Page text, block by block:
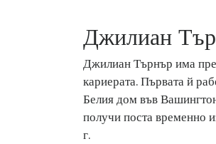
Джилиан
Джилиан Търнър има
кариерата. Първата й
Белия дом във
получи поста временно
г.